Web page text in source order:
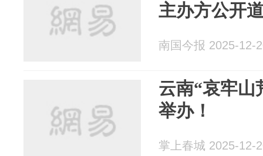
主办方公开
南国今报 2025-12-
云南“哀牢山
举办！
掌上春城 2025-12-